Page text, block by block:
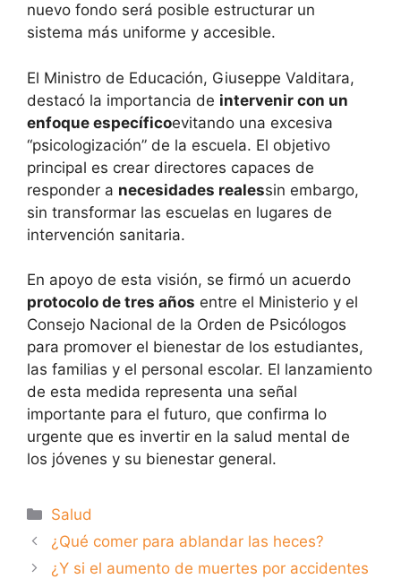
nuevo fondo será posible estructurar un
sistema más uniforme y accesible.
El Ministro de Educación, Giuseppe Valditara,
destacó la importancia de intervenir con un
enfoque específicoevitando una excesiva
“psicologización” de la escuela. El objetivo
principal es crear directores capaces de
responder a necesidades realessin embargo,
sin transformar las escuelas en lugares de
intervención sanitaria.
En apoyo de esta visión, se firmó un acuerdo
protocolo de tres años entre el Ministerio y el
Consejo Nacional de la Orden de Psicólogos
para promover el bienestar de los estudiantes,
las familias y el personal escolar. El lanzamiento
de esta medida representa una señal
importante para el futuro, que confirma lo
urgente que es invertir en la salud mental de
los jóvenes y su bienestar general.
Categorías
Salud
¿Qué comer para ablandar las heces?
¿Y si el aumento de muertes por accidentes